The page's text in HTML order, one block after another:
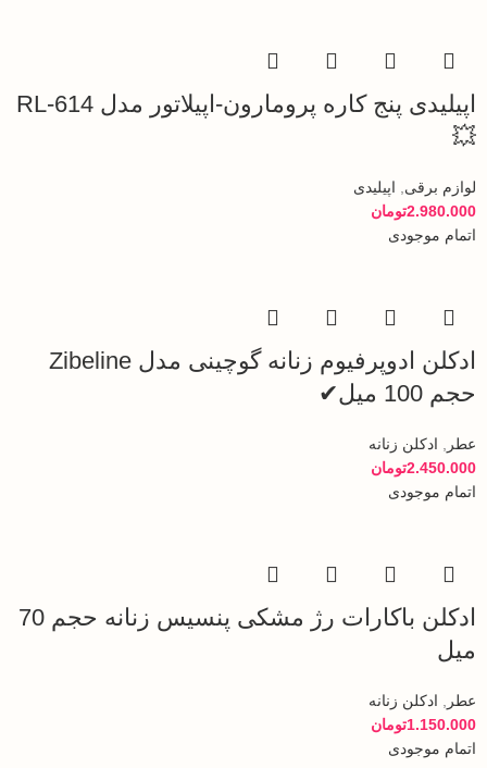
اپیلیدی پنج کاره پرومارون-اپیلاتور مدل RL-614
💥
لوازم برقی, اپیلیدی
2.980.000تومان
اتمام موجودی
ادکلن ادوپرفیوم زنانه گوچینی مدل Zibeline
حجم 100 میل✔
عطر , ادکلن زنانه
2.450.000تومان
اتمام موجودی
ادکلن باکارات رژ مشکی پنسیس زنانه حجم 70
میل
عطر , ادکلن زنانه
1.150.000تومان
اتمام موجودی